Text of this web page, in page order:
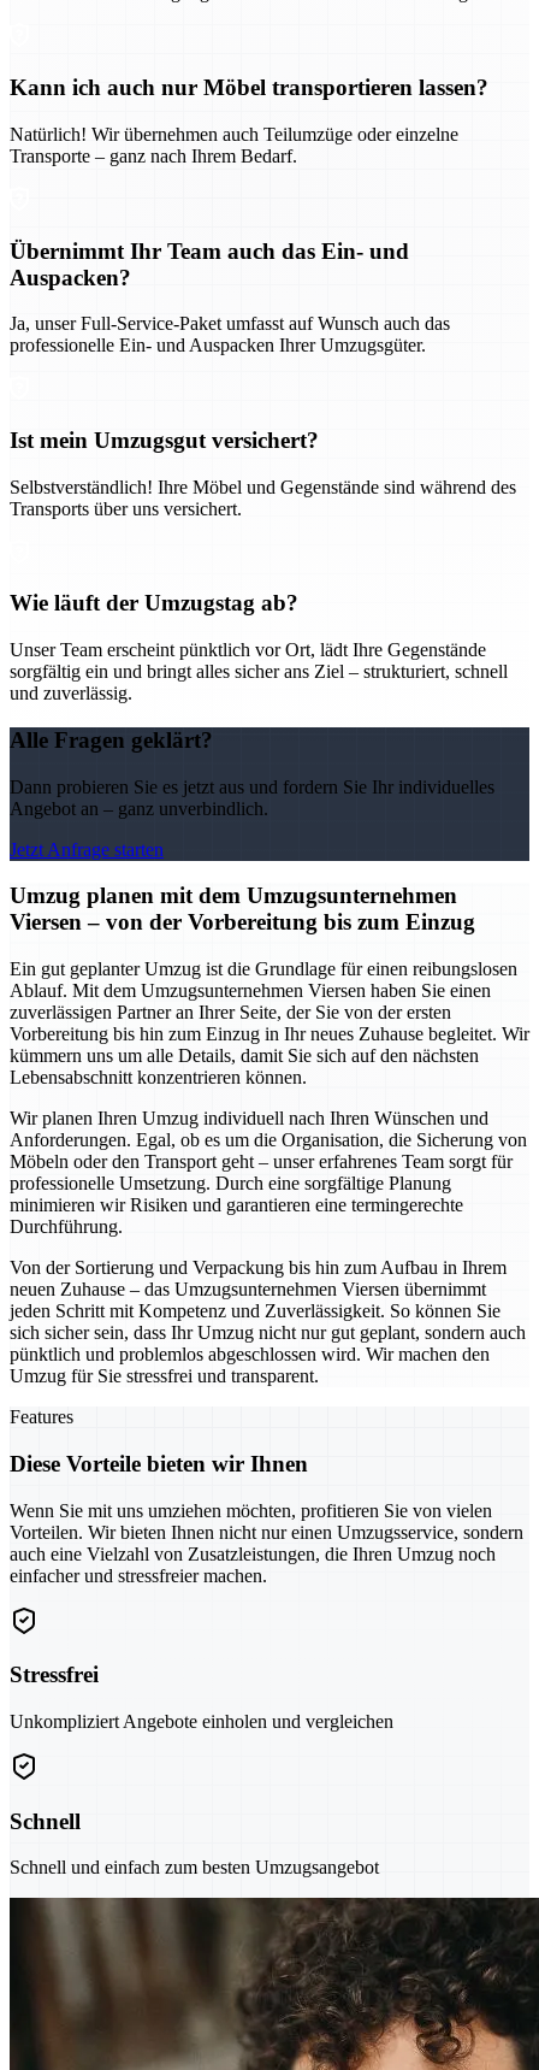
Kann ich auch nur Möbel transportieren lassen?
Natürlich! Wir übernehmen auch Teilumzüge oder einzelne
Transporte – ganz nach Ihrem Bedarf.
Übernimmt Ihr Team auch das Ein- und
Auspacken?
Ja, unser Full-Service-Paket umfasst auf Wunsch auch das
professionelle Ein- und Auspacken Ihrer Umzugsgüter.
Ist mein Umzugsgut versichert?
Selbstverständlich! Ihre Möbel und Gegenstände sind während des
Transports über uns versichert.
Wie läuft der Umzugstag ab?
Unser Team erscheint pünktlich vor Ort, lädt Ihre Gegenstände
sorgfältig ein und bringt alles sicher ans Ziel – strukturiert, schnell
und zuverlässig.
Alle Fragen geklärt?
Dann probieren Sie es jetzt aus und fordern Sie Ihr individuelles
Angebot an – ganz unverbindlich.
Jetzt Anfrage starten
Umzug planen mit dem Umzugsunternehmen
Viersen – von der Vorbereitung bis zum Einzug
Ein gut geplanter Umzug ist die Grundlage für einen reibungslosen
Ablauf. Mit dem Umzugsunternehmen Viersen haben Sie einen
zuverlässigen Partner an Ihrer Seite, der Sie von der ersten
Vorbereitung bis hin zum Einzug in Ihr neues Zuhause begleitet. Wir
kümmern uns um alle Details, damit Sie sich auf den nächsten
Lebensabschnitt konzentrieren können.
Wir planen Ihren Umzug individuell nach Ihren Wünschen und
Anforderungen. Egal, ob es um die Organisation, die Sicherung von
Möbeln oder den Transport geht – unser erfahrenes Team sorgt für
professionelle Umsetzung. Durch eine sorgfältige Planung
minimieren wir Risiken und garantieren eine termingerechte
Durchführung.
Von der Sortierung und Verpackung bis hin zum Aufbau in Ihrem
neuen Zuhause – das Umzugsunternehmen Viersen übernimmt
jeden Schritt mit Kompetenz und Zuverlässigkeit. So können Sie
sich sicher sein, dass Ihr Umzug nicht nur gut geplant, sondern auch
pünktlich und problemlos abgeschlossen wird. Wir machen den
Umzug für Sie stressfrei und transparent.
Features
Diese Vorteile bieten wir Ihnen
Wenn Sie mit uns umziehen möchten, profitieren Sie von vielen
Vorteilen. Wir bieten Ihnen nicht nur einen Umzugsservice, sondern
auch eine Vielzahl von Zusatzleistungen, die Ihren Umzug noch
einfacher und stressfreier machen.
Stressfrei
Unkompliziert Angebote einholen und vergleichen
Schnell
Schnell und einfach zum besten Umzugsangebot